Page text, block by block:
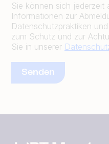
Sie können sich jederzeit
Informationen zur
Datenschutzpraktiken
zum Schutz und zur
Sie in unserer